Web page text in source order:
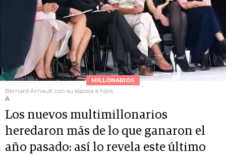
MILLONARIOS
Bernard Arnault con su esposa e hijos.
A
Los nuevos multimillonarios
heredaron más de lo que ganaron el
año pasado: así lo revela este último